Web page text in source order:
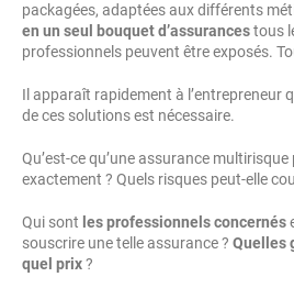
packagées, adaptées aux différents
en un seul bouquet d’assurancestous
professionnels peuvent être exposés.
Il apparaît rapidement à l’entrepreneur
de ces solutions est nécessaire.
Qu’est-ce qu’une assurance
exactement ? Quels risques peut-elle
Qui sont les professionnels concernés
souscrire une telle assurance ? Quelles
quel prix?